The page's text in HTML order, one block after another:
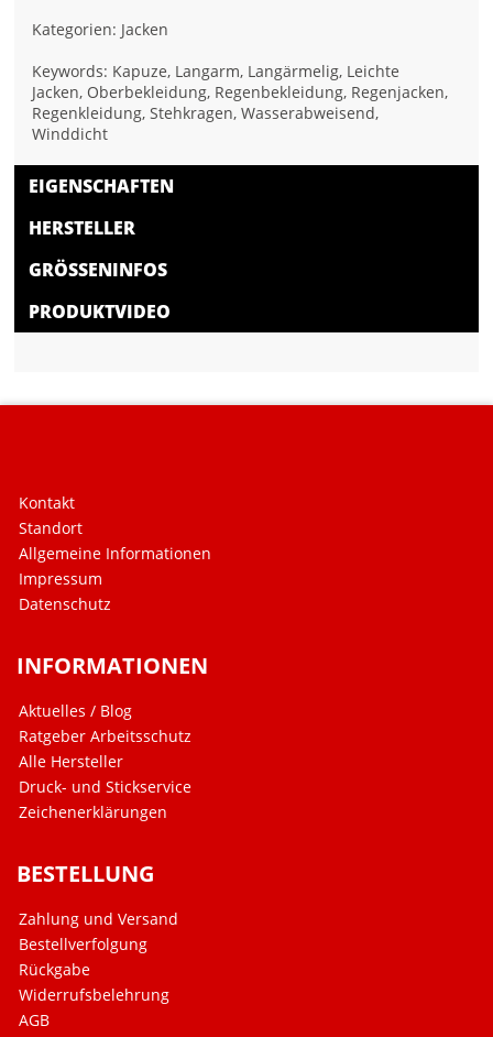
Kategorien: Jacken
Keywords: Kapuze, Langarm, Langärmelig, Leichte
Jacken, Oberbekleidung, Regenbekleidung, Regenjacken,
Regenkleidung, Stehkragen, Wasserabweisend,
Winddicht
EIGENSCHAFTEN
HERSTELLER
GRÖSSENINFOS
PRODUKTVIDEO
Kontakt
Standort
Allgemeine Informationen
Impressum
Datenschutz
INFORMATIONEN
Aktuelles / Blog
Ratgeber Arbeitsschutz
Alle Hersteller
Druck- und Stickservice
Zeichenerklärungen
BESTELLUNG
Zahlung und Versand
Bestellverfolgung
Rückgabe
Widerrufsbelehrung
AGB